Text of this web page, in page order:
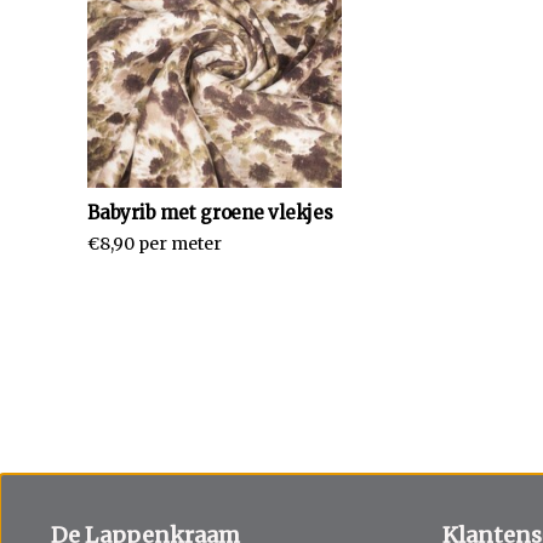
Babyrib met groene vlekjes
€8,90 per meter
De Lappenkraam